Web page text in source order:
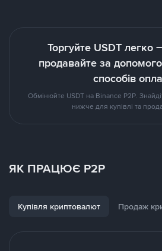
Торгуйте USDT легко
продавайте за
способів
Обмінюйте USDT на Binance P2P.
нижче для купівлі та
ЯК ПРАЦЮЄ P2P
Купівля криптовалют Продаж